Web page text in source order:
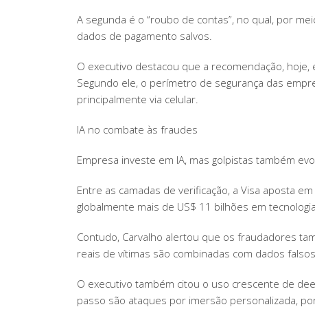
A segunda é o “roubo de contas”, no qual, por
dados de pagamento salvos.
O executivo destacou que a recomendação,
Segundo ele, o perímetro de segurança das
principalmente via celular.
IA no combate às fraudes
Empresa investe em IA, mas golpistas também
Entre as camadas de verificação, a Visa aposta
globalmente mais de US$ 11 bilhões em
Contudo, Carvalho alertou que os fraudadores
reais de vítimas são combinadas com dados
O executivo também citou o uso crescente de
passo são ataques por imersão personalizada,